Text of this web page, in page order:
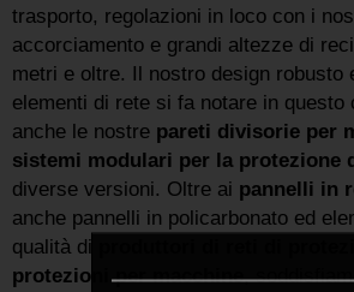
trasporto, regolazioni in loco con i
accorciamento e grandi altezze di
metri e oltre. Il nostro design robusto
elementi di rete si fa notare in questo
anche le nostre pareti divisorie per
sistemi modulari per la protezione
diverse versioni. Oltre ai pannelli in
anche pannelli in policarbonato ed
qualità di
protezioni per macchine,